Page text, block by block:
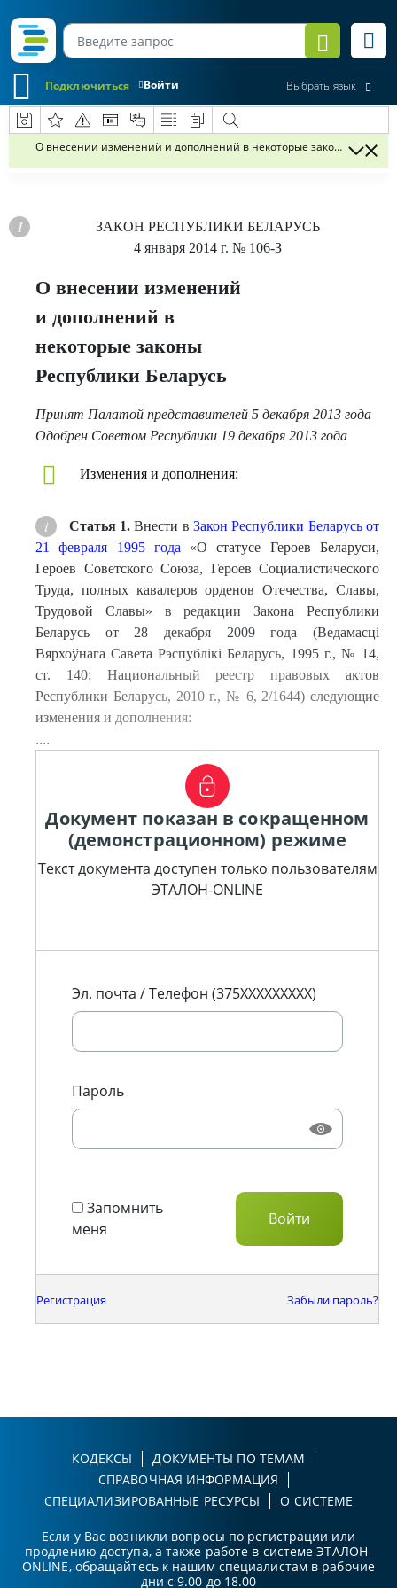
Войти
Подключиться Выбрать язык
О внесении изменений и дополнений в некоторые законы
ЗАКОН РЕСПУБЛИКИ БЕЛАРУСЬ
4 января 2014 г. № 106-З
О внесении изменений
и дополнений в
некоторые законы
Республики Беларусь
Принят Палатой представителей 5 декабря 2013 года
Одобрен Советом Республики 19 декабря 2013 года
Изменения и дополнения:
Статья 1. Внести вЗакон Республики Беларусь от
21 февраля 1995 года «О статусе Героев Беларуси,
Героев Советского Союза, Героев Социалистического
Труда, полных кавалеров орденов Отечества, Славы,
Трудовой Славы» в редакции Закона Республики
Беларусь от 28 декабря 2009 года (Ведамасцi
Вярхоўнага Савета Рэспублiкi Беларусь, 1995 г., № 14,
ст. 140; Национальный реестр правовых актов
Республики Беларусь, 2010 г., № 6, 2/1644) следующие
изменения и дополнения:
....
Документ показан в сокращенном
(демонстрационном) режиме
Текст документа доступен только пользователям
ЭТАЛОН-ONLINE
Эл. почта / Телефон (375XXXXXXXXX)
Пароль
Запомнить
меня
Регистрация Забыли пароль?
КОДЕКСЫ
ДОКУМЕНТЫ ПО ТЕМАМ
СПРАВОЧНАЯ ИНФОРМАЦИЯ
СПЕЦИАЛИЗИРОВАННЫЕ РЕСУРСЫ
О СИСТЕМЕ
Если у Вас возникли вопросы по регистрации или
продлению доступа, а также работе в системе ЭТАЛОН-
ONLINE, обращайтесь к нашим специалистам в рабочие
дни с 9.00 до 18.00